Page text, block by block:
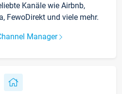
Kanäle wie Airbnb,
FewoDirekt und viele mehr.
Manager